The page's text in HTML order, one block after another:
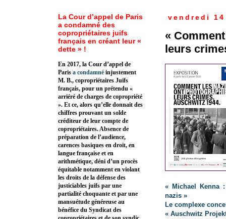
vendredi
«
leurs
« Michael Kenna
nazis »
Le complexe
« Auschwitz
La Cour d’appel de Paris
a condamné des
copropriétaires juifs
français en créant leur «
dette » !
En 2017, la Cour d’appel de
Paris a condamné injustement
M. B., copropriétaires Juifs
français, pour un prétendu «
arriéré de charges de copropriété
». Et ce, alors qu’elle donnait des
chiffres prouvant un solde
créditeur de leur compte de
copropriétaires. Absence de
préparation de l’audience,
carences basiques en droit, en
langue française et en
arithmétique, déni d’un procès
équitable notamment en violant
les droits de la défense des
justiciables juifs par une
partialité choquante et par une
mansuétude généreuse au
bénéfice du Syndicat des